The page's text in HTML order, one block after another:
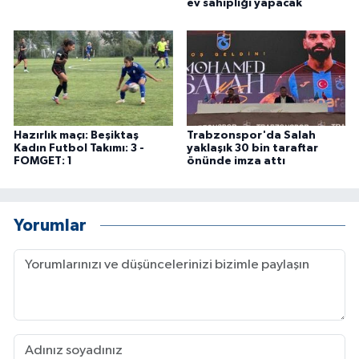
ev sahipliği yapacak
Hazırlık maçı: Beşiktaş
Kadın Futbol Takımı: 3 -
FOMGET: 1
Trabzonspor'da Salah
yaklaşık 30 bin taraftar
önünde imza attı
Yorumlar